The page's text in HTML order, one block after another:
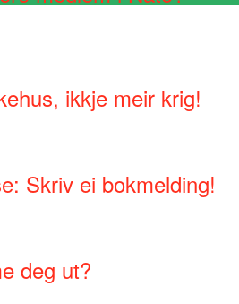
ikkje meir krig!
Skriv ei bokmelding!
deg ut?